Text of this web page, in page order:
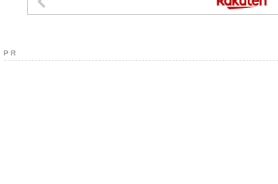
P R